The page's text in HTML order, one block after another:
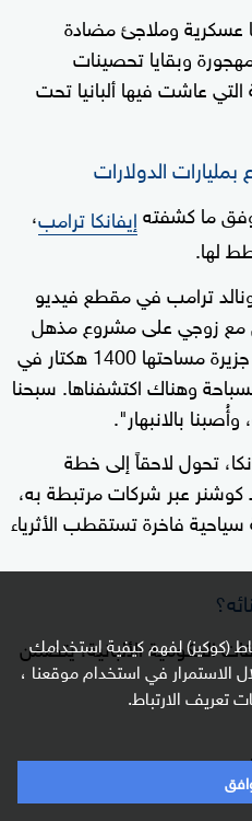
(كوكيز) لفهم كيفية استخدامك
الاستمرار في استخدام موقعنا ،
تعريف الارتباط.
عسكرية وملاجئ مضادة
وبقايا تحصينات
عاشت فيها ألبانيا تحت
الدولارات
وفق ما كشفتهإيفانكا ترامب،
لها.
ترامب في مقطع فيديو
مع زوجي على مشروع مذهل
في البحر المتوسط. إنه ضخم. جزيرة مساحتها 1400 هكتار في
وهناك اكتشفناها. سبحنا
بالانبهار".
تحول لاحقاً إلى خطة
كوشنر عبر شركات مرتبطة به،
فاخرة تستقطب الأثرياء
الحكومية الألبانية، يتضمن